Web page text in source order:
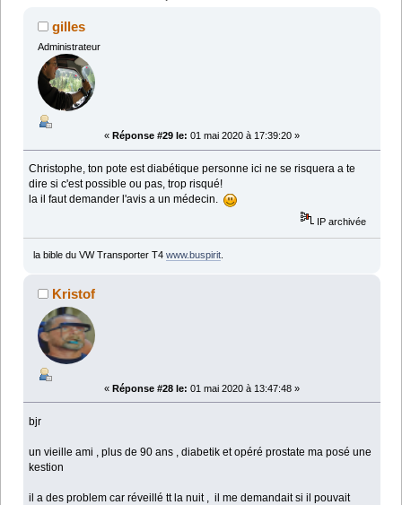
gilles
Administrateur
« Réponse #29 le: 01 mai 2020 à 17:39:20 »
Christophe, ton pote est diabétique personne ici ne se risquera a te
dire si c'est possible ou pas, trop risqué!
la il faut demander l'avis a un médecin.
IP archivée
la bible du VW Transporter T4 www.buspirit.
Kristof
« Réponse #28 le: 01 mai 2020 à 13:47:48 »
bjr
un vieille ami , plus de 90 ans , diabetik et opéré prostate ma posé une
kestion
il a des problem car réveillé tt la nuit , il me demandait si il pouvait